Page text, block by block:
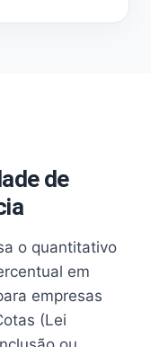
de
o quantitativo
em
empresas
(Lei